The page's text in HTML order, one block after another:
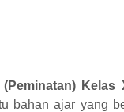
Kelas
bahan ajar yang